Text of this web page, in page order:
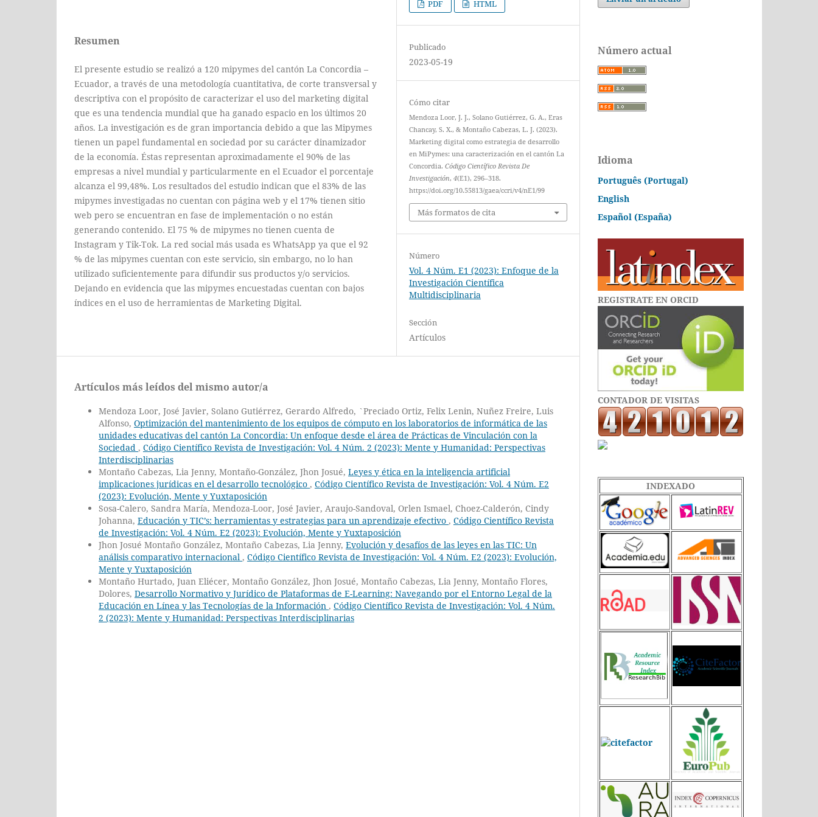
Resumen
El presente estudio se realizó a 120 mipymes del cantón La Concordia –
Ecuador, a través de una metodología cuantitativa, de corte transversal y
descriptiva con el propósito de caracterizar el uso del marketing digital
que es una tendencia mundial que ha ganado espacio en los últimos 20
años. La investigación es de gran importancia debido a que las Mipymes
tienen un papel fundamental en sociedad por su carácter dinamizador
de la economía. Éstas representan aproximadamente el 90% de las
empresas a nivel mundial y particularmente en el Ecuador el porcentaje
alcanza el 99,48%. Los resultados del estudio indican que el 83% de las
mipymes investigadas no cuentan con página web y el 17% tienen sitio
web pero se encuentran en fase de implementación o no están
generando contenido. El 75 % de mipymes no tienen cuenta de
Instagram y Tik-Tok. La red social más usada es WhatsApp ya que el 92
% de las mipymes cuentan con este servicio, sin embargo, no lo han
utilizado suficientemente para difundir sus productos y/o servicios.
Dejando en evidencia que las mipymes encuestadas cuentan con bajos
índices en el uso de herramientas de Marketing Digital.
PDF HTML
Publicado
2023-05-19
Cómo citar
Mendoza Loor, J. J., Solano Gutiérrez, G. A., Eras
Chancay, S. X., & Montaño Cabezas, L. J. (2023).
Marketing digital como estrategia de desarrollo
en MiPymes: una caracterización en el cantón La
Concordia.Código Científico Revista De
Investigación,4(E1), 296–318.
https://doi.org/10.55813/gaea/ccri/v4/nE1/99
Más formatos de cita
Número
Vol. 4 Núm. E1 (2023): Enfoque de la
Investigación Científica
Multidisciplinaria
Sección
Artículos
Artículos más leídos del mismo autor/a
Mendoza Loor, José Javier, Solano Gutiérrez, Gerardo Alfredo, `Preciado Ortiz, Felix Lenin, Nuñez Freire, Luis
Alfonso, Optimización del mantenimiento de los equipos de cómputo en los laboratorios de informática de las
unidades educativas del cantón La Concordia: Un enfoque desde el área de Prácticas de Vinculación con la
Sociedad , Código Científico Revista de Investigación: Vol. 4 Núm. 2 (2023): Mente y Humanidad: Perspectivas
Interdisciplinarias
Montaño Cabezas, Lia Jenny, Montaño-González, Jhon Josué, Leyes y ética en la inteligencia artificial
implicaciones jurídicas en el desarrollo tecnológico , Código Científico Revista de Investigación: Vol. 4 Núm. E2
(2023): Evolución, Mente y Yuxtaposición
Sosa-Calero, Sandra María, Mendoza-Loor, José Javier, Araujo-Sandoval, Orlen Ismael, Choez-Calderón, Cindy
Johanna, Educación y TIC’s: herramientas y estrategias para un aprendizaje efectivo , Código Científico Revista
de Investigación: Vol. 4 Núm. E2 (2023): Evolución, Mente y Yuxtaposición
Jhon Josué Montaño González, Montaño Cabezas, Lia Jenny, Evolución y desafíos de las leyes en las TIC: Un
análisis comparativo internacional , Código Científico Revista de Investigación: Vol. 4 Núm. E2 (2023): Evolución,
Mente y Yuxtaposición
Montaño Hurtado, Juan Eliécer, Montaño González, Jhon Josué, Montaño Cabezas, Lia Jenny, Montaño Flores,
Dolores, Desarrollo Normativo y Jurídico de Plataformas de E-Learning: Navegando por el Entorno Legal de la
Educación en Línea y las Tecnologías de la Información , Código Científico Revista de Investigación: Vol. 4 Núm.
2 (2023): Mente y Humanidad: Perspectivas Interdisciplinarias
Número actual
Idioma
Português (Portugal)
English
Español (España)
REGISTRATE EN ORCID
CONTADOR DE VISITAS
INDEXADO